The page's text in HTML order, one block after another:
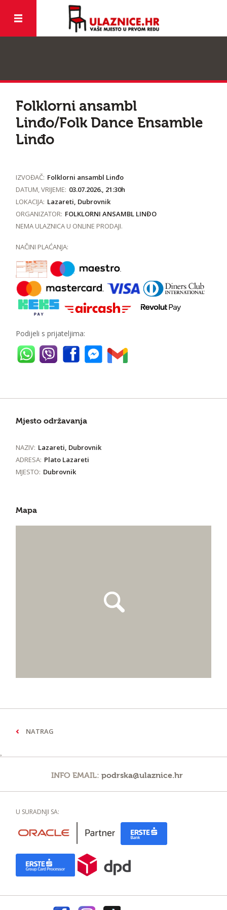
Folklorni ansambl
Linđo/Folk Dance Ensamble
Linđo
IZVOĐAČ: Folklorni ansambl Linđo
DATUM, VRIJEME: 03.07.2026., 21:30h
LOKACIJA: Lazareti, Dubrovnik
ORGANIZATOR: FOLKLORNI ANSAMBL LINĐO
NEMA ULAZNICA U ONLINE PRODAJI.
NAČINI PLAĆANJA:
Podijeli s prijateljima:
Mjesto održavanja
NAZIV: Lazareti, Dubrovnik
ADRESA: Plato Lazareti
MJESTO: Dubrovnik
Mapa
NATRAG
INFO EMAIL:podrska@ulaznice.hr
U SURADNJI SA: